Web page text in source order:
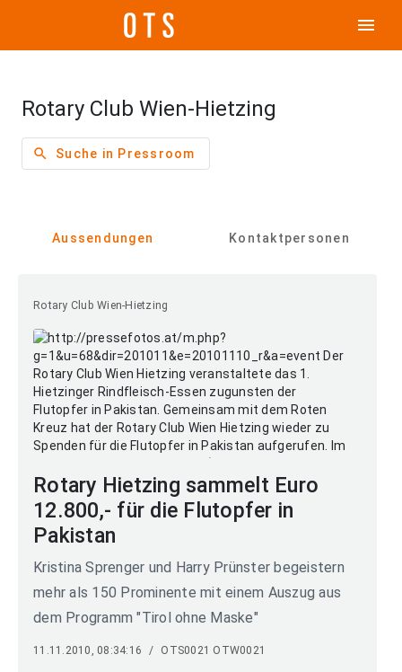
menu
Rotary Club Wien-Hietzing
search Suche in Pressroom
Aussendungen Kontaktpersonen
Rotary Club Wien-Hietzing
Rotary Hietzing sammelt Euro
12.800,- für die Flutopfer in
Pakistan
Kristina Sprenger und Harry Prünster begeistern
mehr als 150 Prominente mit einem Auszug aus
dem Programm "Tirol ohne Maske"
11.11.2010, 08:34:16 / OTS0021 OTW0021